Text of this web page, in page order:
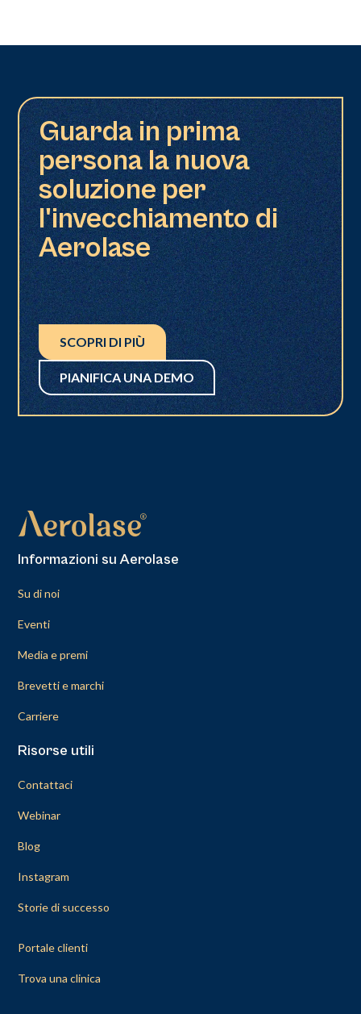
Guarda in prima
persona la nuova
soluzione per
l'invecchiamento di
Aerolase
SCOPRI DI PIÙ
PIANIFICA UNA DEMO
Informazioni su Aerolase
Su di noi
Eventi
Media e premi
Brevetti e marchi
Carriere
Risorse utili
Contattaci
Webinar
Blog
Instagram
Storie di successo
Portale clienti
Trova una clinica